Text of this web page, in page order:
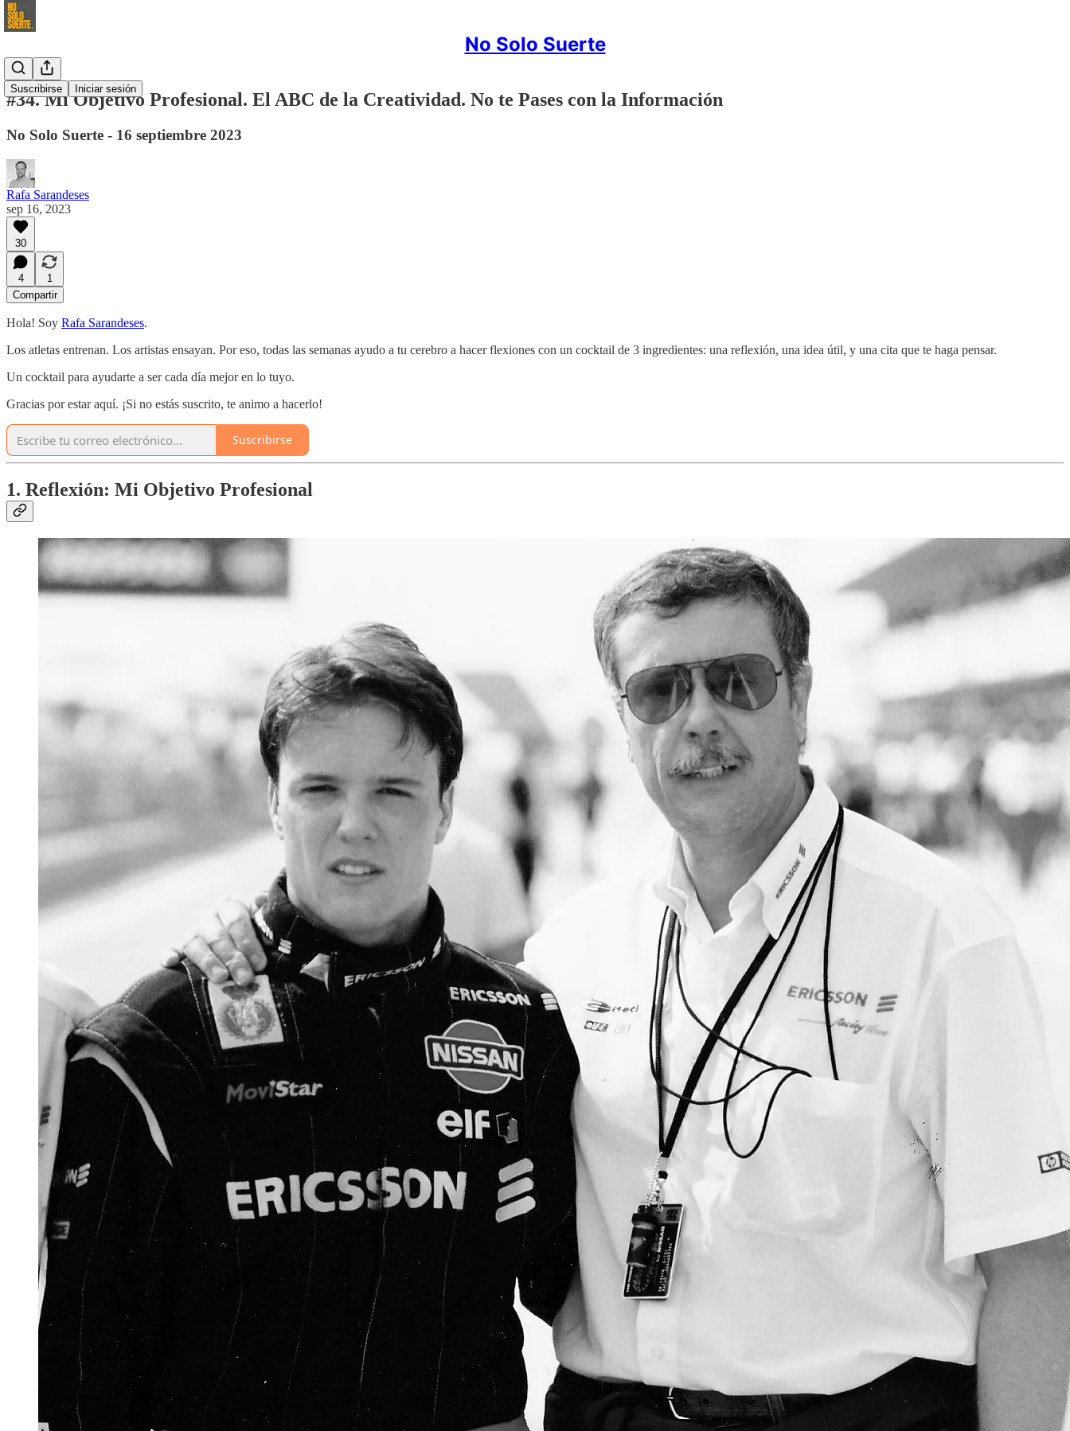
No Solo Suerte
Suscribirse Iniciar sesión
#34. Mi Objetivo Profesional. El ABC de la Creatividad. No te Pases con la Información
No Solo Suerte - 16 septiembre 2023
Rafa Sarandeses
sep 16, 2023
30
4
1
Compartir
Hola! Soy Rafa Sarandeses.
Los atletas entrenan. Los artistas ensayan. Por eso, todas las semanas ayudo a tu cerebro a hacer flexiones con un cocktail de 3 ingredientes: una reflexión, una idea útil, y una cita que te haga pensar.
Un cocktail para ayudarte a ser cada día mejor en lo tuyo.
Gracias por estar aquí. ¡Si no estás suscrito, te animo a hacerlo!
Suscribirse
1. Reflexión: Mi Objetivo Profesional